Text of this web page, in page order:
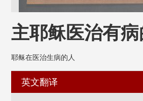
主耶稣医治有
耶稣在医治生病的人
英文翻译